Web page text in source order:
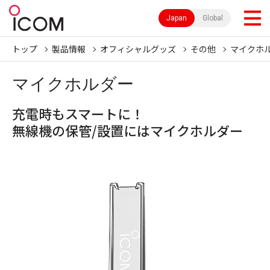
Japan Global
トップ 製品情報 オフィシャルグッズ その他 マイクホ
マイクホルダー
充電時もスマートに！
無線機の保管/設置にはマイクホルダー